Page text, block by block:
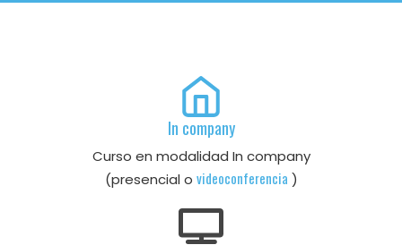
In company
Curso en modalidad In company
(presencial o videoconferencia )